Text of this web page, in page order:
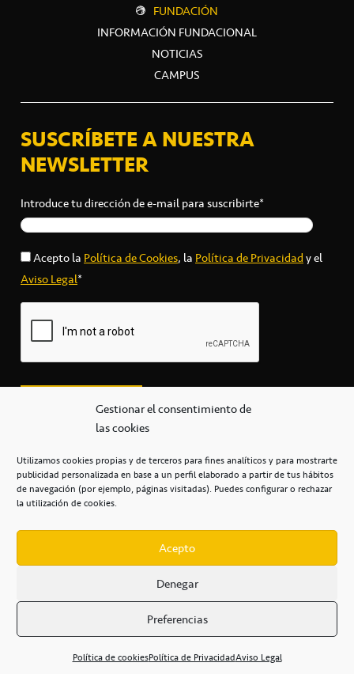
Gestionar el consentimiento de
las cookies
Utilizamos cookies propias y de terceros para fines analíticos y para mostrarte
publicidad personalizada en base a un perfil elaborado a partir de tus hábitos
de navegación (por ejemplo, páginas visitadas). Puedes configurar o rechazar
la utilización de cookies.
Acepto
Denegar
Preferencias
Política de cookiesPolítica de PrivacidadAviso Legal
FUNDACIÓN
INFORMACIÓN FUNDACIONAL
NOTICIAS
CAMPUS
SUSCRÍBETE A NUESTRA
NEWSLETTER
Introduce tu dirección de e-mail para suscribirte*
Acepto laPolítica de Cookies, laPolítica de Privacidady el
Aviso Legal*
secretaria@cbcanarias.es
+34 922 253 684
Casa del Deporte / 38108 – La Laguna
POLÍTICA DE PRIVACIDAD / POLÍTICA DE COOKIES /
AVISO LEGAL / CONDICIONES